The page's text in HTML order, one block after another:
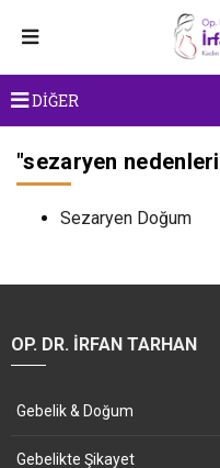
DİĞER
"sezaryen nedenleri
Sezaryen Doğum
OP. DR. İRFAN TARHAN
Gebelik & Doğum
Gebelikte Şikayet